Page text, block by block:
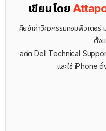
เขียนโดย
ศิษย์เก่าวิศวกรรมคอมพิวเตอ
ตั้ง
อดีต Dell Technical
และใช้ iPhone